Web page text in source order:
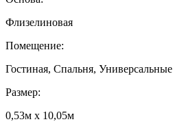
Флизелиновая
Помещение:
Гостиная, Спальня, Универсальные
Размер:
0,53м x 10,05м